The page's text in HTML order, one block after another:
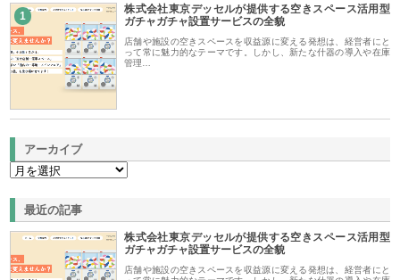
1
株式会社東京デッセルが提供する空きスペース活用型
ガチャガチャ設置サービスの全貌
店舗や施設の空きスペースを収益源に変える発想は、経営者にと
って常に魅力的なテーマです。しかし、新たな什器の導入や在庫
管理…
アーカイブ
最近の記事
株式会社東京デッセルが提供する空きスペース活用型
ガチャガチャ設置サービスの全貌
店舗や施設の空きスペースを収益源に変える発想は、経営者にと